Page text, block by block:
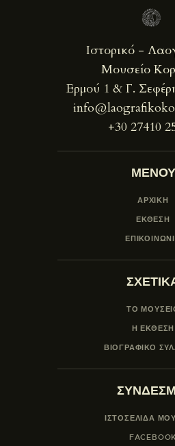
Ιστορικό -
Μουσείο
Ερμού 1 & Γ.
+30 27410
ΜΕΝΟΥ
ΑΡΧΙΚΗ
ΕΚΘΕΣΗ
ΤΟ
Η ΕΚΘΕΣΗ
ΒΙΟΓΡΑΦΙΚΟ
ΙΣΤΟΣΕΛΙΔΑ
FACEBOOK